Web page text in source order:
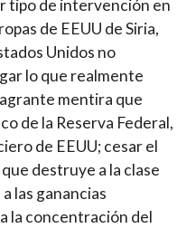
tipo de intervención en
de EEUU de Siria,
Unidos no
lo que realmente
mentira que
de la Reserva Federal,
de EEUU; cesar el
destruye a la clase
las ganancias
la concentración del